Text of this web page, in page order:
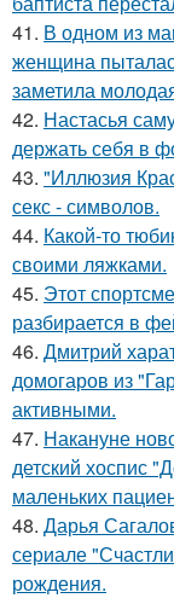
41. В одном из
женщина
заметила
42. Настасья
держать себя в
43. "Иллюзия
секс - символов.
44. Какой-то
своими ляжками.
45. Этот
разбирается в
46. Дмитрий
домогаров из
активными.
47. Накануне
детский хоспис
маленьких
48. Дарья
сериале
рождения.